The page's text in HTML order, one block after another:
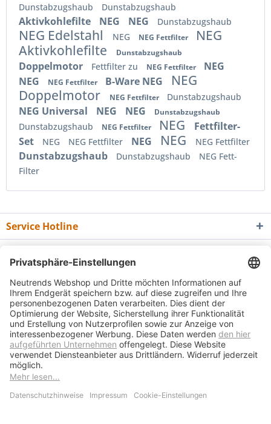
Dunstabzugshaub Dunstabzugshaub
Aktivkohlefilte NEG NEG Dunstabzugshaub
NEG Edelstahl NEG NEG Fettfilter
NEG
Aktivkohlefilte
Dunstabzugshaub
Doppelmotor Fettfilter zu NEG Fettfilter
NEG
NEG
NEG Fettfilter B-Ware NEG
NEG
Doppelmotor
NEG Fettfilter Dunstabzugshaub
NEG Universal NEG NEG Dunstabzugshaub
Dunstabzugshaub NEG Fettfilter NEG
Fettfilter-
Set
NEG NEG Fettfilter NEG NEG NEG Fettfilter
Dunstabzugshaub Dunstabzugshaub
NEG Fett-
Filter
Service Hotline
Informationen
Newsletter
* Alle Preise inkl. gesetzl. Mehrwertsteuer zzgl.Versandkostenund ggf.
Nachnahmegebühren, wenn nicht anders beschrieben
Bedienungsanleitungen
Kontakt
Vertrag widerrufen